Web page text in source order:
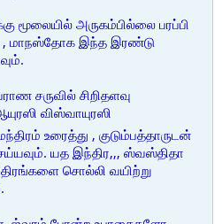
மூலையில் அருகம்பில்லை பரப்பி
மாநஸ்தோக இந்த இரண்டு
சருவில் சிறிதளவு
விஸ்வாயுரஸி
உரைத்து , குடும்பத்தாருடன்
யத இந்திர,,, ஸ்வஸ்திதா
சொல்லி வயிற்று